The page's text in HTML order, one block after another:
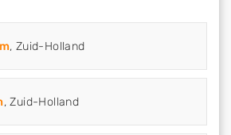
, Zuid-Holland
, Zuid-Holland